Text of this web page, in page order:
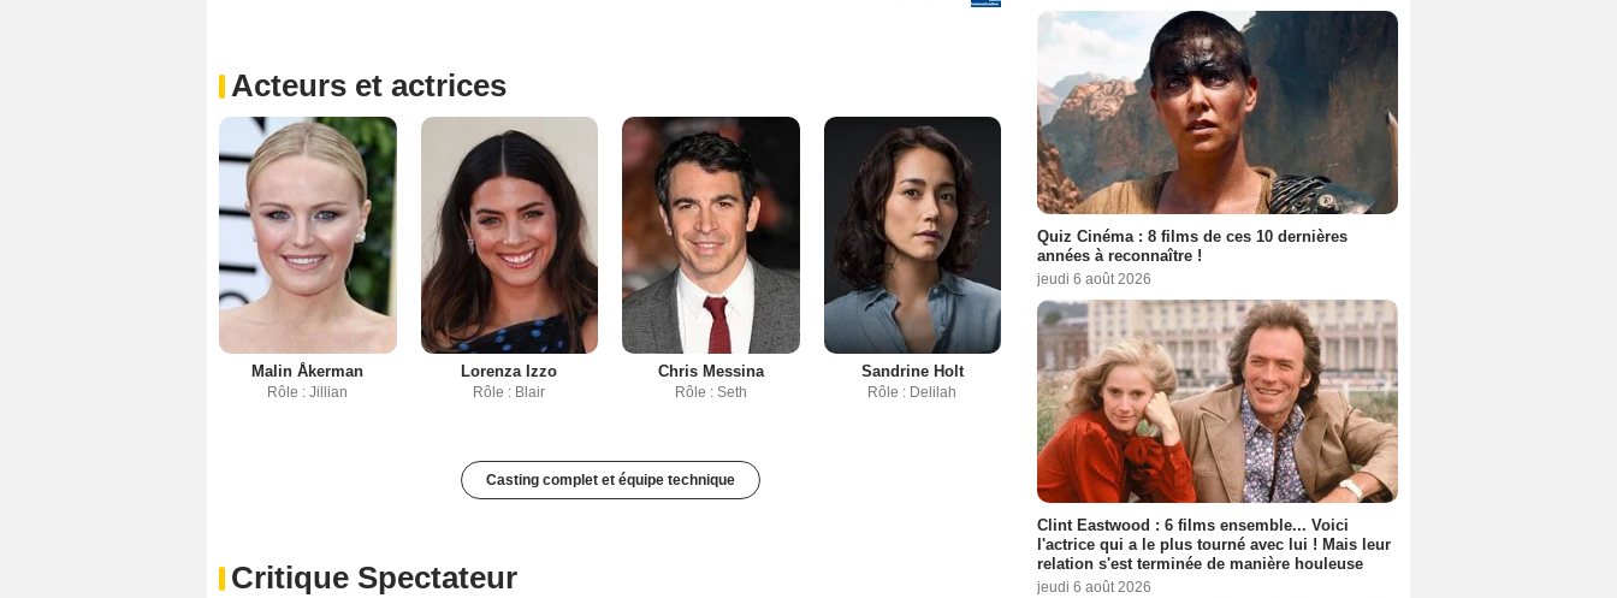
Acteurs et actrices
Malin Åkerman
Rôle : Jillian
Lorenza Izzo
Rôle : Blair
Chris Messina
Rôle : Seth
Sandrine Holt
Rôle : Delilah
Casting complet et équipe technique
Critique Spectateur
Quiz Cinéma : 8 films de ces 10 dernières
années à reconnaître !
jeudi 6 août 2026
Clint Eastwood : 6 films ensemble... Voici
l'actrice qui a le plus tourné avec lui ! Mais leur
relation s'est terminée de manière houleuse
jeudi 6 août 2026